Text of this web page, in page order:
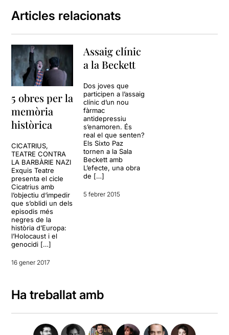
Articles relacionats
5 obres per la
memòria
històrica
CICATRIUS,
TEATRE CONTRA
LA BARBÀRIE NAZI
Exquis Teatre
presenta el cicle
Cicatrius amb
l’objectiu d‘impedir
que s’oblidi un dels
episodis més
negres de la
història d’Europa:
l’Holocaust i el
genocidi […]
16 gener 2017
Assaig clínic
a la Beckett
Dos joves que
participen a l’assaig
clínic d’un nou
fàrmac
antidepressiu
s’enamoren. És
real el que senten?
Els Sixto Paz
tornen a la Sala
Beckett amb
L’efecte, una obra
de […]
5 febrer 2015
Ha treballat amb